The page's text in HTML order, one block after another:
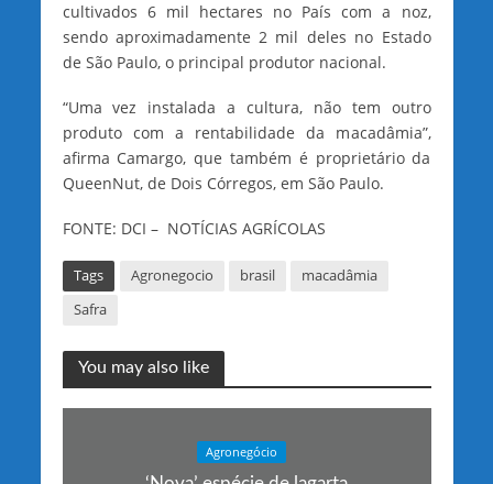
cultivados 6 mil hectares no País com a noz,
sendo aproximadamente 2 mil deles no Estado
de São Paulo, o principal produtor nacional.
“Uma vez instalada a cultura, não tem outro
produto com a rentabilidade da macadâmia”,
afirma Camargo, que também é proprietário da
QueenNut, de Dois Córregos, em São Paulo.
FONTE: DCI – NOTÍCIAS AGRÍCOLAS
Tags Agronegocio brasil
macadâmia
Safra
You may also like
Agronegócio